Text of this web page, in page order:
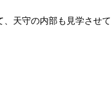
天守の内部も見学させて